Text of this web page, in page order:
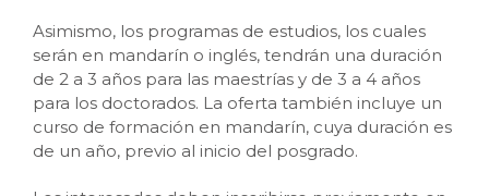
Asimismo, los programas de estudios, los cuales
serán en mandarín o inglés, tendrán una duración
de 2 a 3 años para las maestrías y de 3 a 4 años
para los doctorados. La oferta también incluye un
curso de formación en mandarín, cuya duración es
de un año, previo al inicio del posgrado.